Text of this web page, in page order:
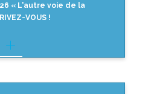
« L'autre voie de la
VOUS !